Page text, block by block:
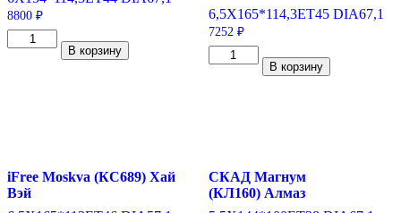
8800 ₽
Количество
товара
В корзину
6,5X165*114,3ET45DIA67,1
7252 ₽
Количество
товара
ET45
DIA67,1
В корзину
iFree Moskva (КС689) Хай
Вэй
СКАД Магнум
(КЛ160) Алмаз